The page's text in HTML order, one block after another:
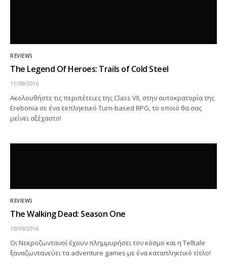
REVIEWS
The Legend Of Heroes: Trails of Cold Steel
11/09/2016
Ακολουθήστε τις περιπέτειες της Class VII, στην αυτοκρατορία της
Erebonia σε ένα εκπληκτικό Turn-based RPG, το οποιό θα σας
μείνει αξέχαστο!
REVIEWS
The Walking Dead: Season One
10/09/2016
Οι Νεκροζωντανοί έχουν πλημμυρήσει τον κόσμο και η Telltale
ξαναζωντανεύει τα adventure games με ένα καταπληκτικό τίτλο!